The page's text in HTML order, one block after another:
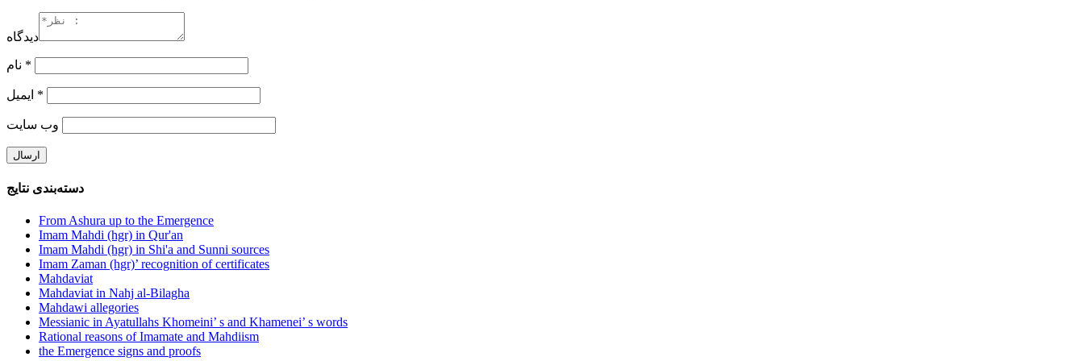
دیدگاه
*
*
وب‌ سایت
دسته‌بندی نتایج
From Ashura up to the Emergence
Imam Mahdi (hgr) in Qur'an
Imam Mahdi (hgr) in Shi'a and Sunni sources
Imam Zaman (hgr)’ recognition of certificates
Mahdaviat
Mahdaviat in Nahj al-Bilagha
Mahdawi allegories
Messianic in Ayatullahs Khomeini’ s and Khamenei’ s words
Rational reasons of Imamate and Mahdiism
the Emergence signs and proofs